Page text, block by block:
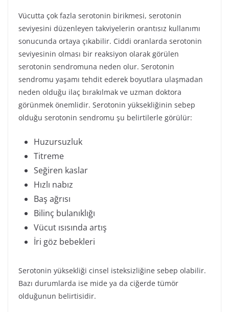
Vücutta çok fazla serotonin birikmesi, serotonin
seviyesini düzenleyen takviyelerin orantısız kullanımı
sonucunda ortaya çıkabilir. Ciddi oranlarda serotonin
seviyesinin olması bir reaksiyon olarak görülen
serotonin sendromuna neden olur. Serotonin
sendromu yaşamı tehdit ederek boyutlara ulaşmadan
neden olduğu ilaç bırakılmak ve uzman doktora
görünmek önemlidir. Serotonin yüksekliğinin sebep
olduğu serotonin sendromu şu belirtilerle görülür:
Huzursuzluk
Titreme
Seğiren kaslar
Hızlı nabız
Baş ağrısı
Bilinç bulanıklığı
Vücut ısısında artış
İri göz bebekleri
Serotonin yüksekliği cinsel isteksizliğine sebep olabilir.
Bazı durumlarda ise mide ya da ciğerde tümör
olduğunun belirtisidir.